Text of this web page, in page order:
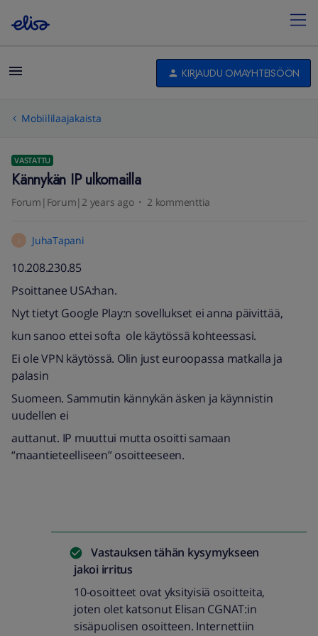
KIRJAUDU OMAYHTEISÖÖN
Mobiililaajakaista
VASTATTU
Kännykän IP ulkomailla
Forum|Forum|2 years ago 2 kommenttia
JuhaTapani
10.208.230.85
Psoittanee USA:han.
Nyt tietyt Google Play:n sovellukset ei anna päivittää,
kun sanoo ettei softa ole käytössä kohteessasi.
Ei ole VPN käytössä. Olin just euroopassa matkalla ja
palasin
Suomeen. Sammutin kännykän äsken ja käynnistin
uudellen ei
auttanut. IP muuttui mutta osoitti samaan
“maantieteelliseen” osoitteeseen.
Vastauksen tähän kysymykseen
jakoi irritus
10-osoitteet ovat yksityisiä osoitteita,
joten olet katsonut Elisan CGNAT:in
sisäpuolisen osoitteen. Internettiin